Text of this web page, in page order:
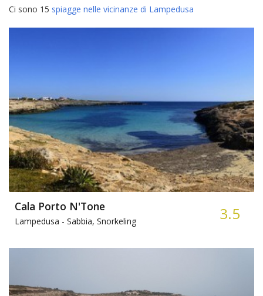
Ci sono 15 spiagge nelle vicinanze di Lampedusa
Cala Porto N'Tone
Lampedusa - Sabbia, Snorkeling 3.5